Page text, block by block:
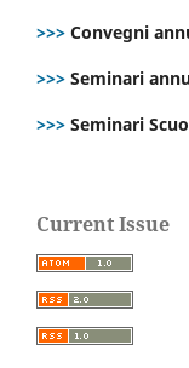
>>> Convegni
>>> Seminari
>>> Seminari
Current Issue